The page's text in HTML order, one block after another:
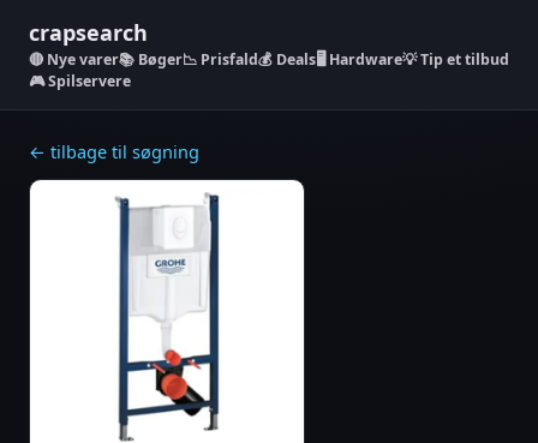
crapsearch
Nye varer📚 Bøger📉 Prisfald💰 Deals🖥️ Hardware💡 Tip et tilbud
🎮 Spilservere
← tilbage til søgning